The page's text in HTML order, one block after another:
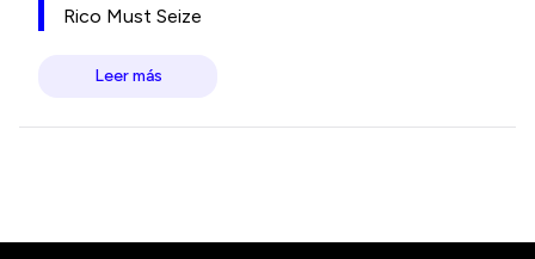
Rico Must Seize
Leer más